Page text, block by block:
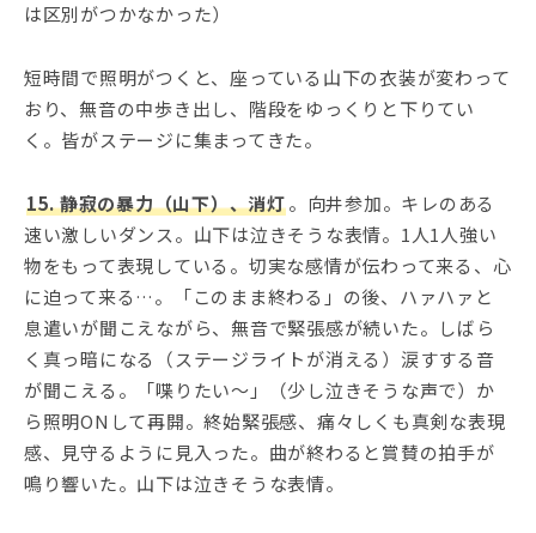
は区別がつかなかった）
短時間で照明がつくと、座っている山下の衣装が変わって
おり、無音の中歩き出し、階段をゆっくりと下りてい
く。皆がステージに集まってきた。
15. 静寂の暴力（山下）、消灯。向井参加。キレのある
速い激しいダンス。山下は泣きそうな表情。1人1人強い
物をもって表現している。切実な感情が伝わって来る、心
に迫って来る…。「このまま終わる」の後、ハァハァと
息遣いが聞こえながら、無音で緊張感が続いた。しばら
く真っ暗になる（ステージライトが消える）涙すする音
が聞こえる。「喋りたい～」（少し泣きそうな声で）か
ら照明ONして再開。終始緊張感、痛々しくも真剣な表現
感、見守るように見入った。曲が終わると賞賛の拍手が
鳴り響いた。山下は泣きそうな表情。